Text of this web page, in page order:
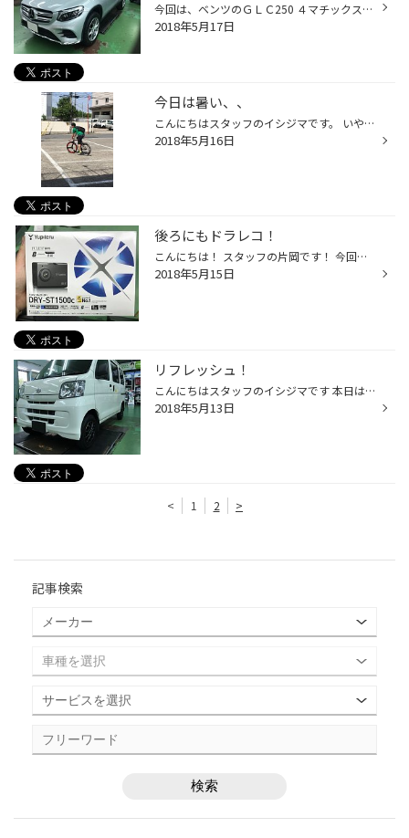
今回は、ベンツのＧＬＣ250 ４マチックスポーツに レイズ製の鍛造ホイール『ボルクレーシング Ｇ２５』と ブリヂストンの高性能ＳＵＶ専用タイヤ『アレンザ001』を お取り付け致しました。 純正が19インチのランフラットタイヤでしたが、その分重量が相当あり、乗心地も硬く ゴツゴツとしていた様で...
2018年5月17日
今日は暑い、、
こんにちはスタッフのイシジマです。 いやー今日はとっても暑いですね。この暑さ完全に夏です、、、 先週上着を羽織ながら寒い寒いと言っていたのが嘘のようです、、 しかしタイヤ館高島平はこの暑さに負けずに元気に営業しております！ 頼れる先輩片岡さんはこの暑さの中ポスティングに行ってくれ...
2018年5月16日
後ろにもドラレコ！
こんにちは！ スタッフの片岡です！ 今回はお客様のノアにユピテルのドライブレコーダー ST1500ｃを前後で装着いたしました！ 前はフロントガラスのこの位置に↓ 後ろはリアゲートの上の方、ルームミラーに後方の映像を映す カメラユニットの隣に取り付けました！ 同時に駐車監視ユニットも前後に取...
2018年5月15日
リフレッシュ！
こんにちはスタッフのイシジマです 本日は軽バンにホイールセットをお取り付けです！ 今回お取り付けしたホイールはマルカサービスさんのBV25でカラーは人気のブロンズブラックポリッシュです。 １２インチのホイールセットであまりお値段はしないのでタイヤ交換と一緒にホイールもリフレッシュして...
2018年5月13日
< 1 2 >
記事検索